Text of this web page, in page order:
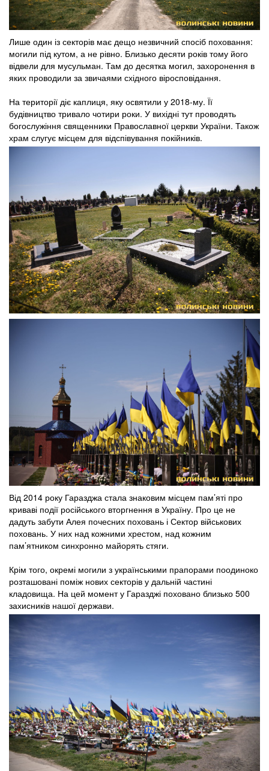
Лише один із секторів має дещо незвичний спосіб поховання:
могили під кутом, а не рівно. Близько десяти років тому його
відвели для мусульман. Там до десятка могил, захоронення в
яких проводили за звичаями східного віросповідання.
На території діє каплиця, яку освятили у 2018-му. Її
будівництво тривало чотири роки. У вихідні тут проводять
богослужіння священники Православної церкви України. Також
храм слугує місцем для відспівування покійників.
Від 2014 року Гаразджа стала знаковим місцем пам’яті про
криваві події російського вторгнення в Україну. Про це не
дадуть забути Алея почесних поховань і Сектор військових
поховань. У них над кожними хрестом, над кожним
пам’ятником синхронно майорять стяги.
Крім того, окремі могили з українськими прапорами поодиноко
розташовані поміж нових секторів у дальній частині
кладовища. На цей момент у Гаразджі поховано близько 500
захисників нашої держави.